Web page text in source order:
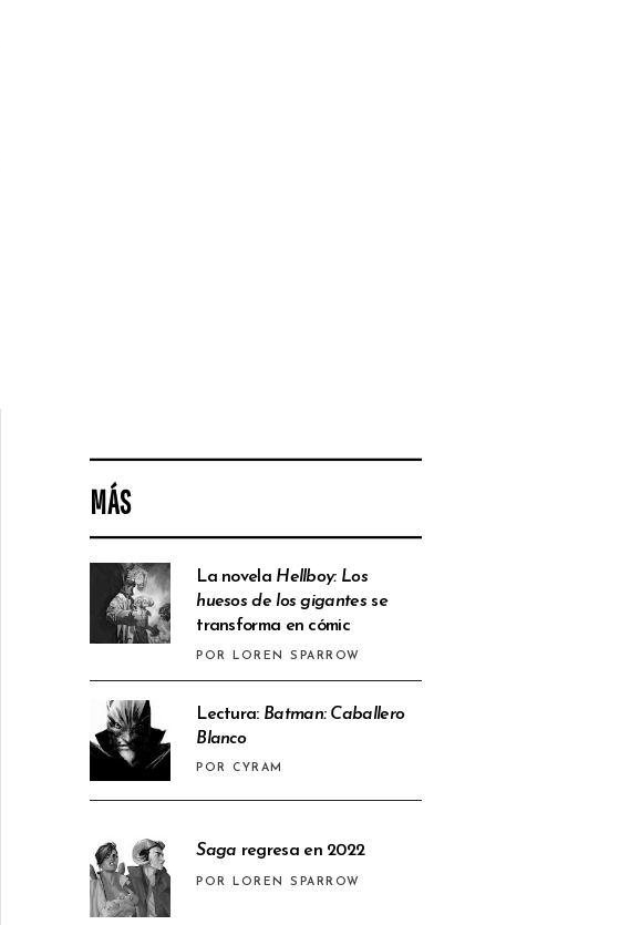
MÁS
La novela Hellboy: Los
huesos de los gigantesse
transforma en cómic
POR LOREN SPARROW
Lectura: Batman: Caballero
Blanco
POR CYRAM
Saga regresa en 2022
POR LOREN SPARROW